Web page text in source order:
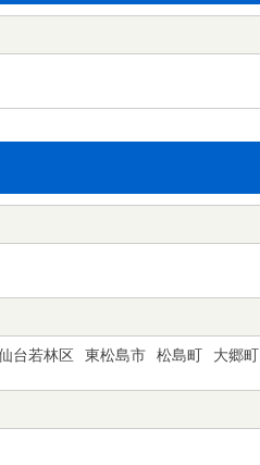
台若林区 東松島市 松島町 大郷町